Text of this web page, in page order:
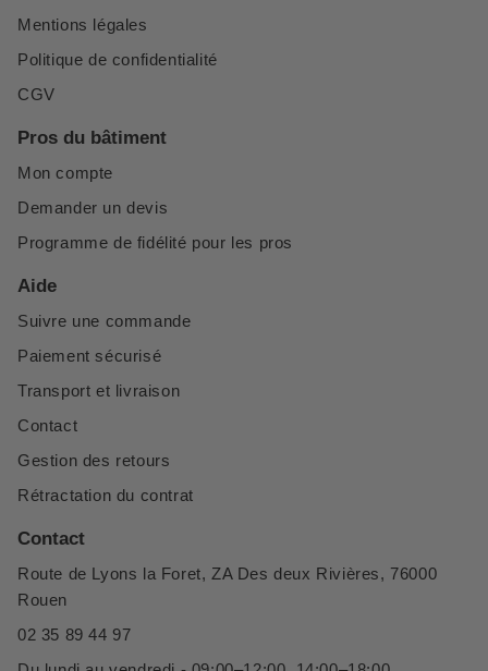
Mentions légales
Politique de confidentialité
CGV
Pros du bâtiment
Mon compte
Demander un devis
Programme de fidélité pour les pros
Aide
Suivre une commande
Paiement sécurisé
Transport et livraison
Contact
Gestion des retours
Rétractation du contrat
Contact
Route de Lyons la Foret, ZA Des deux Rivières, 76000
Rouen
02 35 89 44 97